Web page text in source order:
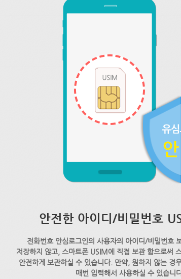
안전한 아이디/비밀번호
전화번호 안심로그인의 사용자의 아이디/비밀번호
저장하지 않고, 스마트폰 USIM에 직접 보관 함으로써
안전하게 보관하실 수 있습니다. 만약, 원하지 않는 경
매번 입력해서 사용하실 수 있습니